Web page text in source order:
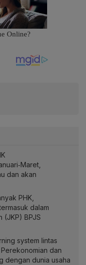
dan akan
PHK,
dalam
(JKP) BPJS
system lintas
dan
dengan dunia usaha